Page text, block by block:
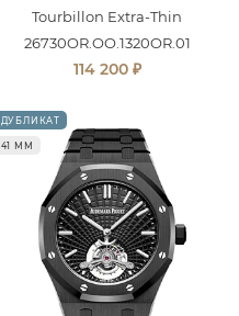
Tourbillon Extra-Thin
26730OR.OO.1320OR.01
114 200 ₽
ДУБЛИКАТ
41 ММ